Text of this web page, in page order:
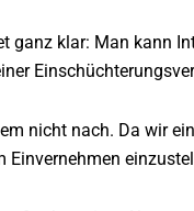
ganz klar: Man kann
nicht nach. Da wir
Einvernehmen